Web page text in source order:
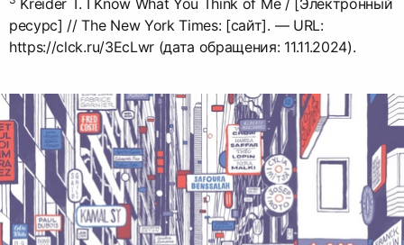
ресурс] // The New York Times: [сайт]. — URL:
https://clck.ru/3EcLwr (дата обращения: 11.11.2024).